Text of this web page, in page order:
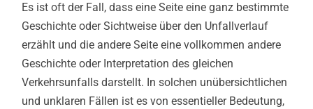
Es ist oft der Fall, dass eine Seite eine ganz bestimmte
Geschichte oder Sichtweise über den Unfallverlauf
erzählt und die andere Seite eine vollkommen andere
Geschichte oder Interpretation des gleichen
Verkehrsunfalls darstellt. In solchen unübersichtlichen
und unklaren Fällen ist es von essentieller Bedeutung,